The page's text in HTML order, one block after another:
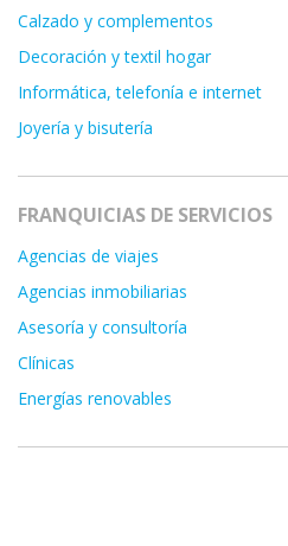
Calzado y complementos
Decoración y textil hogar
Informática, telefonía e internet
Joyería y bisutería
FRANQUICIAS DE SERVICIOS
Agencias de viajes
Agencias inmobiliarias
Asesoría y consultoría
Clínicas
Energías renovables